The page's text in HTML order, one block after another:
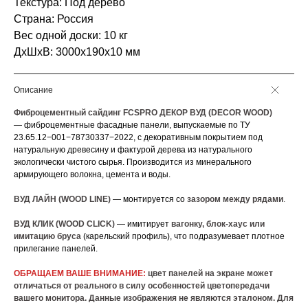
Текстура: Под дерево
Страна: Россия
Вес одной доски: 10 кг
ДxШxВ: 3000x190x10 мм
Описание
Фиброцементный сайдинг FCSPRO ДЕКОР ВУД (DECOR WOOD)
— фиброцементные фасадные панели, выпускаемые по ТУ
23.65.12−001−78730337−2022, с декоративным покрытием под
натуральную древесину и фактурой дерева из натурального
экологически чистого сырья. Производится из минерального
армирующего волокна, цемента и воды.
ВУД ЛАЙН (WOOD LINE) — монтируется со зазором между рядами.
ВУД КЛИК (WOOD CLICK) — имитирует вагонку, блок-хаус или
имитацию бруса (карельский профиль), что подразумевает плотное
прилегание панелей.
ОБРАЩАЕМ ВАШЕ ВНИМАНИЕ: цвет панелей на экране может
отличаться от реального в силу особенностей цветопередачи
вашего монитора. Данные изображения не являются эталоном. Для